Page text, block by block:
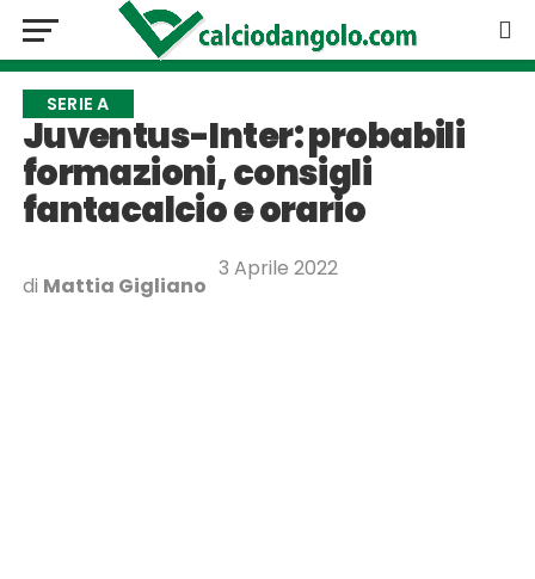
SERIE A
Juventus-Inter: probabili
formazioni, consigli
fantacalcio e orario
di Mattia Gigliano
3 Aprile 2022